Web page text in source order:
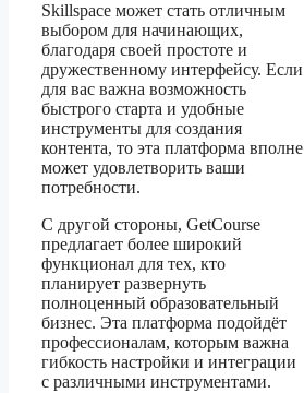
Skillspace может стать отличным
выбором для начинающих,
благодаря своей простоте и
дружественному интерфейсу. Если
для вас важна возможность
быстрого старта и удобные
инструменты для создания
контента, то эта платформа вполне
может удовлетворить ваши
потребности.
С другой стороны, GetCourse
предлагает более широкий
функционал для тех, кто
планирует развернуть
полноценный образовательный
бизнес. Эта платформа подойдёт
профессионалам, которым важна
гибкость настройки и интеграции
с различными инструментами.